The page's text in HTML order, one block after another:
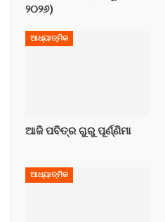
୨୦୨୬)
ଆଧ୍ୟାତ୍ମିକ
ଆଜି ପବିତ୍ର ଗୁରୁ ପୂର୍ଣ୍ଣିମା
ଆଧ୍ୟାତ୍ମିକ